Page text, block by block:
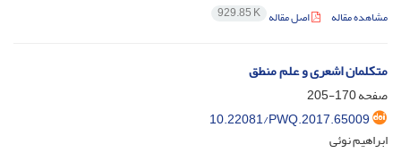
مشاهده مقاله اصل مقاله 929.85 K
متکلمان اشعری و علم منطق
صفحه170-205
10.22081/PWQ.2017.65009
ابراهیم نوئی